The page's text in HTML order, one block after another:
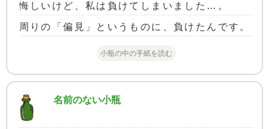
悔しいけど、私は負けてしまいました…。
周りの「偏見」というものに、負けたんです。
小瓶の中の手紙を読む
名前のない小瓶